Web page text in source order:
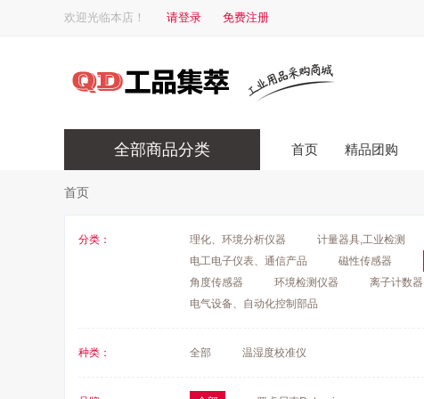
欢迎光临本店！ 请登录 免费注册
全部商品分类 首页 精品团购
首页
分类： 理化、环境分析仪器 计量器具,工业检测
电工电子仪表、通信产品
磁性传感器
角度传感器
环境检测仪器 离子计数器
电气设备、自动化控制部品
种类： 全部 温湿度校准仪